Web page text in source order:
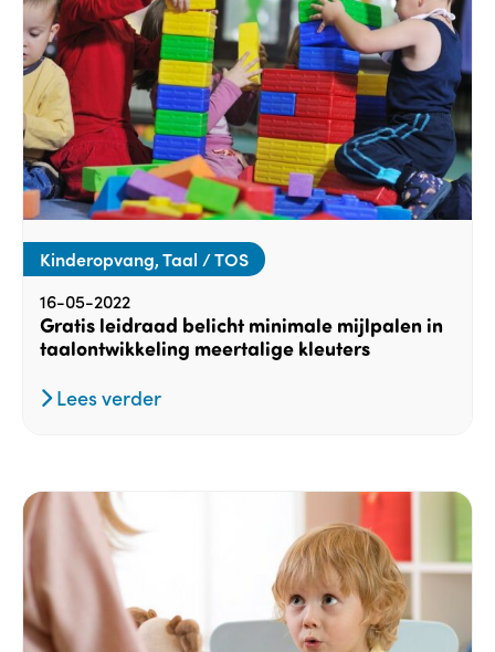
Kinderopvang, Taal / TOS
16-05-2022
Gratis leidraad belicht minimale mijlpalen in
taalontwikkeling meertalige kleuters
Lees verder